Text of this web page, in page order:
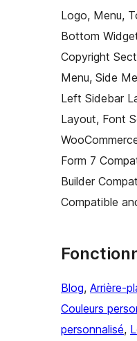
Logo, Menu,
Bottom
Copyright
Menu, Side
Left Sidebar
Layout, Font
Form 7
Builder
Compatible
Blog, Arrière-
Couleurs
personnalisé,